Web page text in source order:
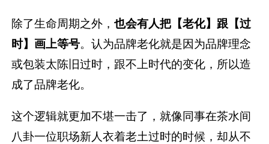
除了生命周期之外，也会有人把【老化】跟【过
时】画上等号。认为品牌老化就是因为品牌理念
或包装太陈旧过时，跟不上时代的变化，所以造
成了品牌老化。
这个逻辑就更加不堪一击了，就像同事在茶水间
八卦一位职场新人衣着老土过时的时候，却从不